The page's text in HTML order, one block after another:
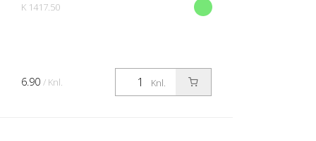
K 1417.50
Knl.
6.90 / Knl.